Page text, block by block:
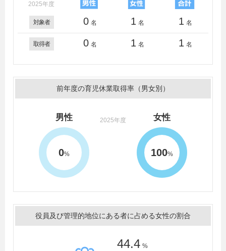
2025年度
対象者 0 名 1 名 1 名
取得者 0 名 1 名 1 名
前年度の育児休業取得率（男女別）
2025年度
男性
0%
女性
100%
役員及び管理的地位にある者に占める女性の割合
44.4 %